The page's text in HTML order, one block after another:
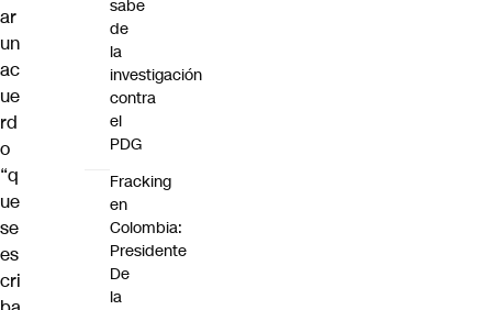
ar
un
ac
ue
rd
o
“q
ue
se
es
cri
sabe
de
la
investigación
contra
el
PDG
Fracking
en
Colombia:
Presidente
De
la